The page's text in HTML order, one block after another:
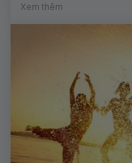
Xem thêm